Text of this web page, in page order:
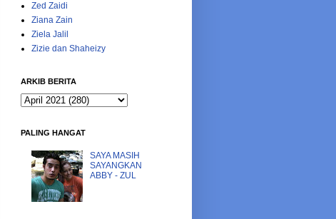
Zed Zaidi
Ziana Zain
Ziela Jalil
Zizie dan Shaheizy
ARKIB BERITA
PALING HANGAT
SAYA MASIH
SAYANGKAN
ABBY - ZUL